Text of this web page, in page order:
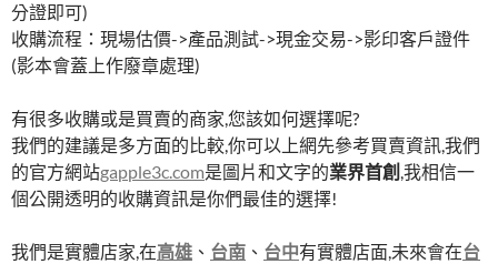
分證即可)
收購流程：現場估價->產品測試->現金交易->影印客戶證件
(影本會蓋上作廢章處理)
有很多收購或是買賣的商家,您該如何選擇呢?
我們的建議是多方面的比較,你可以上網先參考買賣資訊,我們
的官方網站gapple3c.com是圖片和文字的業界首創 ,我相信一
個公開透明的收購資訊是你們最佳的選擇!
我們是實體店家,在高雄 、 台南 、 台中有實體店面,未來會在台